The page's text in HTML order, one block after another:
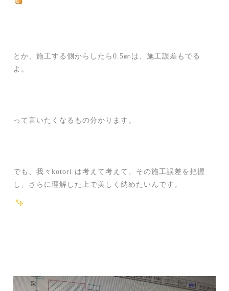
とか、施工する側からしたら0.5㎜は、施工誤差もでる
よ。
って言いたくなるもの分かります。
でも、我々kotori は考えて考えて、その施工誤差を把握
し、さらに理解した上で美しく納めたいんです。